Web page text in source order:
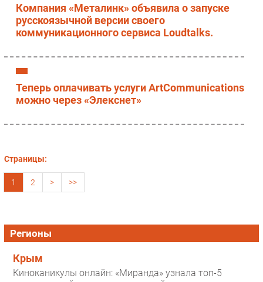
Компания «Металинк» объявила о запуске
русскоязычной версии своего
коммуникационного сервиса Loudtalks.
Теперь оплачивать услуги ArtCommunications
можно через «Элекснет»
Страницы:
1 2 > >>
Регионы
Крым
Киноканикулы онлайн: «Миранда» узнала топ-5